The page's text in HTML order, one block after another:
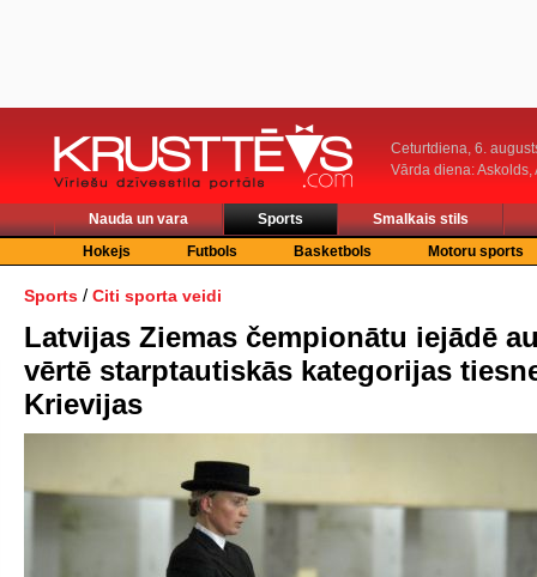
Ceturtdiena, 6.
Vārda diena: Askolds,
Nauda un vara Sports
Smalkais stils
Hokejs
Futbols Basketbols Motoru sports
Sports / Citi sporta veidi
Latvijas Ziemas čempionātu iejādē
vērtē starptautiskās kategorijas
Krievijas